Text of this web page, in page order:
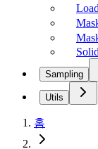
Sampling
Utils
홈